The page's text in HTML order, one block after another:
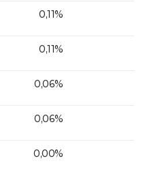
0,11%
0,11%
0,06%
0,06%
0,00%